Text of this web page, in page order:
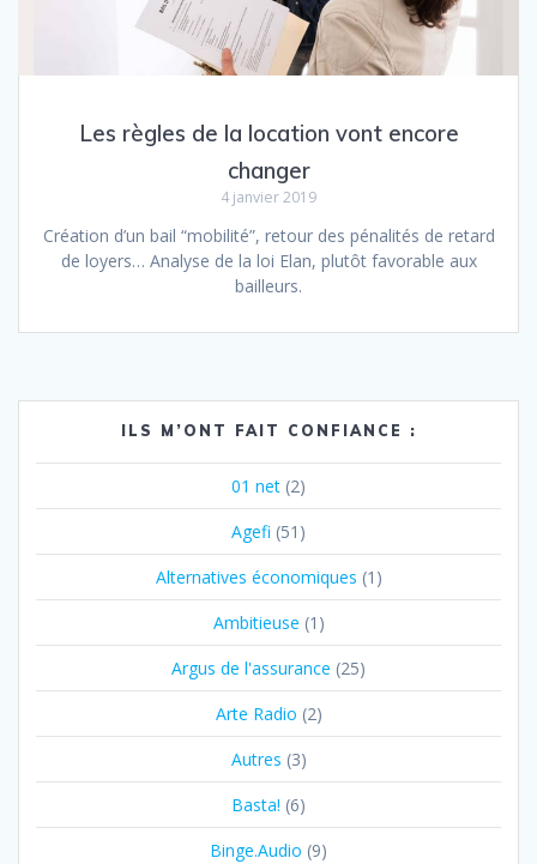
Les règles de la location vont encore
changer
4 janvier 2019
Création d’un bail “mobilité”, retour des pénalités de retard
de loyers… Analyse de la loi Elan, plutôt favorable aux
bailleurs.
ILS M’ONT FAIT CONFIANCE :
01 net (2)
Agefi (51)
Alternatives économiques (1)
Ambitieuse (1)
Argus de l'assurance (25)
Arte Radio (2)
Autres (3)
Basta! (6)
Binge.Audio (9)